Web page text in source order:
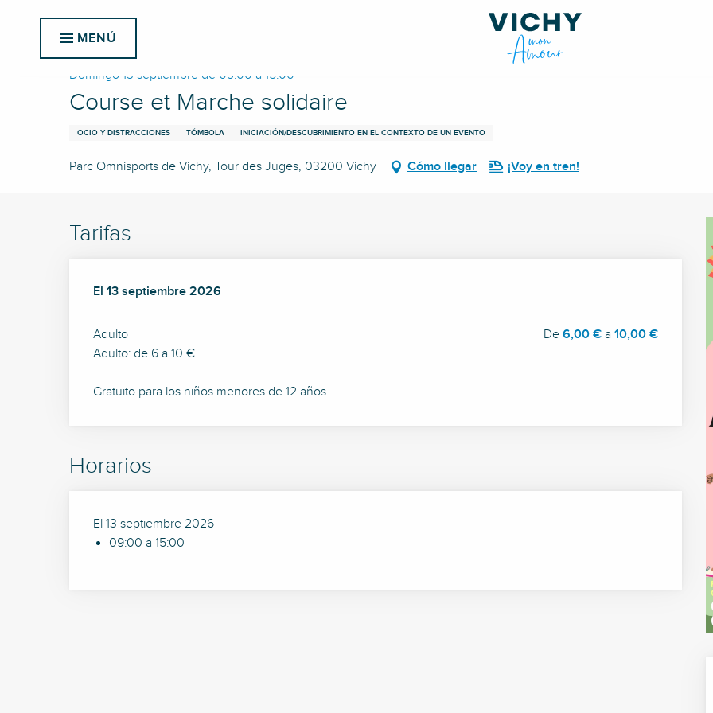
MENÚ
Inicio Course et Marche solidaire
Domingo 13 septiembre de 09:00 a 15:00
Course et Marche solidaire
OCIO Y DISTRACCIONES TÓMBOLA INICIACIÓN/DESCUBRIMIENTO EN EL CONTEXTO DE UN EVENTO
Parc Omnisports de Vichy, Tour des Juges, 03200 Vichy Cómo llegar ¡Voy en tren!
Tarifas
El 13 septiembre 2026
El 13 septiembre 2026
Adulto De6,00 € a10,00 €
Adulto: de 6 a 10 €.
Gratuito para los niños menores de 12 años.
Horarios
El 13 septiembre 2026
09:00 a 15:00